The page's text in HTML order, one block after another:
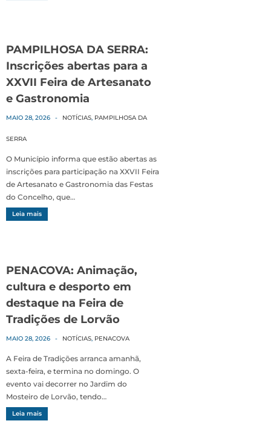
PAMPILHOSA DA SERRA:
Inscrições abertas para a
XXVII Feira de Artesanato
e Gastronomia
MAIO 28, 2026 - NOTÍCIAS, PAMPILHOSA DA
SERRA
O Município informa que estão abertas as
inscrições para participação na XXVII Feira
de Artesanato e Gastronomia das Festas
do Concelho, que…
Leia mais
PENACOVA: Animação,
cultura e desporto em
destaque na Feira de
Tradições de Lorvão
MAIO 28, 2026 - NOTÍCIAS, PENACOVA
A Feira de Tradições arranca amanhã,
sexta-feira, e termina no domingo. O
evento vai decorrer no Jardim do
Mosteiro de Lorvão, tendo…
Leia mais